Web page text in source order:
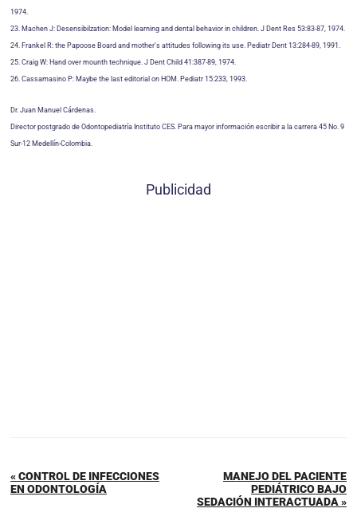
1974.
23. Machen J: Desensibilzation: Model learning and dental behavior in children. J Dent Res 53:83-87, 1974.
24. Frankel R: the Papoose Board and mother’s attitudes following its use. Pediatr Dent 13:284-89, 1991.
25. Craig W: Hand over mounth technique. J Dent Child 41:387-89, 1974.
26. Cassamasino P: Maybe the last editorial on HOM. Pediatr 15:233, 1993.
Dr. Juan Manuel Cárdenas.
Director postgrado de Odontopediatría Instituto CES. Para mayor información escribir a la carrera 45 No. 9
Sur-12 Medellín-Colombia.
Publicidad
« CONTROL DE INFECCIONES
EN ODONTOLOGÍA
MANEJO DEL PACIENTE
PEDIÁTRICO BAJO
SEDACIÓN INTERACTUADA »